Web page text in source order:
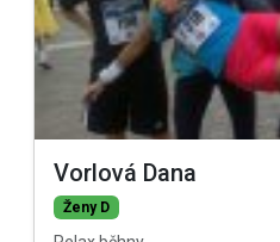
Vorlová Dana
Ženy D